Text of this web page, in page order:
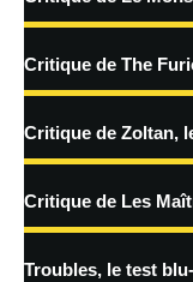
Prévenez-moi de tous
Prévenez-moi de tous
plus sur la façon
Critique de The
Critique de Zoltan,
Critique de Les
Troubles, le test